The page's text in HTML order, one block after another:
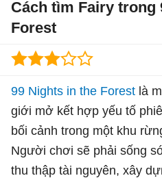
Cách tìm Fairy trong
Forest
99 Nights in the Forest là
giới mở kết hợp yếu tố
bối cảnh trong một khu
Người chơi sẽ phải sống
thu thập tài nguyên, xây